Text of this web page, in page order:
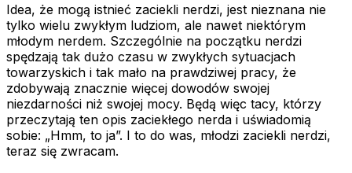
Idea, że mogą istnieć zaciekli nerdzi, jest nieznana nie
tylko wielu zwykłym ludziom, ale nawet niektórym
młodym nerdem. Szczególnie na początku nerdzi
spędzają tak dużo czasu w zwykłych sytuacjach
towarzyskich i tak mało na prawdziwej pracy, że
zdobywają znacznie więcej dowodów swojej
niezdarności niż swojej mocy. Będą więc tacy, którzy
przeczytają ten opis zaciekłego nerda i uświadomią
sobie: „Hmm, to ja”. I to do was, młodzi zaciekli nerdzi,
teraz się zwracam.